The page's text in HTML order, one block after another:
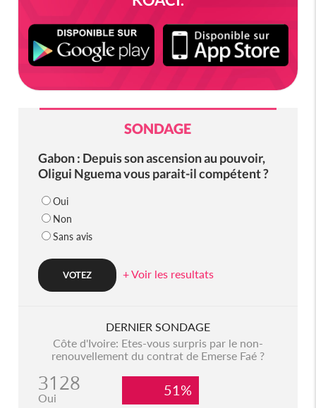
SONDAGE
Gabon : Depuis son ascension au pouvoir,
Oligui Nguema vous parait-il compétent ?
Oui
Non
Sans avis
+ Voir les resultats
DERNIER SONDAGE
Côte d'Ivoire: Etes-vous surpris par le non-
renouvellement du contrat de Emerse Faé ?
3128
Oui 51%